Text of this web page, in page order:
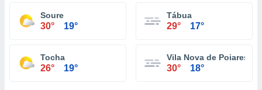
Soure
30° 19°
Tábua
29° 17°
Tocha
26° 19°
Vila Nova de Poiares
30° 18°